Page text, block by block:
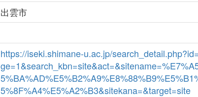
出雲市
https://iseki.shimane-u.ac.jp/
5%8F%A4%E5%A2%B3&sitekana=&target=site